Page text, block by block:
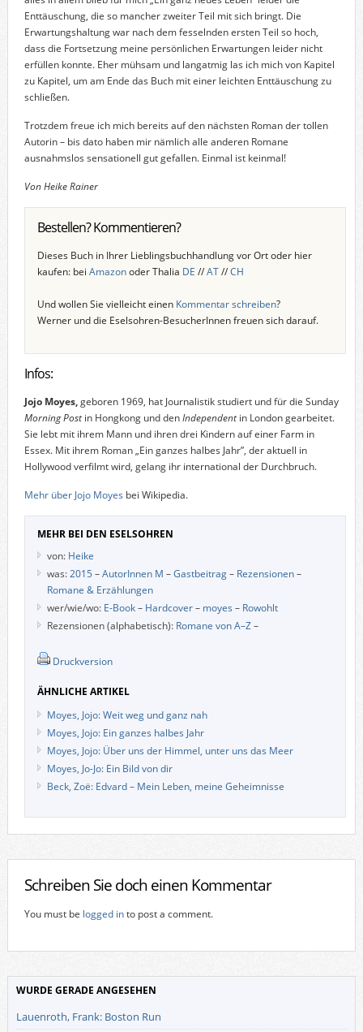
Enttäuschung, die so mancher zweiter Teil mit sich bringt. Die
Erwartungshaltung war nach dem fesselnden ersten Teil so hoch,
dass die Fortsetzung meine persönlichen Erwartungen leider nicht
erfüllen konnte. Eher mühsam und langatmig las ich mich von Kapitel
zu Kapitel, um am Ende das Buch mit einer leichten Enttäuschung zu
schließen.
Trotzdem freue ich mich bereits auf den nächsten Roman der tollen
Autorin – bis dato haben mir nämlich alle anderen Romane
ausnahmslos sensationell gut gefallen. Einmal ist keinmal!
Von Heike Rainer
Bestellen? Kommentieren?
Dieses Buch in Ihrer Lieblingsbuchhandlung vor Ort oder hier
kaufen: bei Amazonoder Thalia DE //AT//CH
Und wollen Sie vielleicht einen Kommentar schreiben?
Werner und die Eselsohren-BesucherInnen freuen sich darauf.
Infos:
Jojo Moyes,geboren 1969, hat Journalistik studiert und für die Sunday
Morning Postin Hongkong und denIndependentin London gearbeitet.
Sie lebt mit ihrem Mann und ihren drei Kindern auf einer Farm in
Essex. Mit ihrem Roman „Ein ganzes halbes Jahr”, der aktuell in
Hollywood verfilmt wird, gelang ihr international der Durchbruch.
Mehr über Jojo Moyes bei Wikipedia.
MEHR BEI DEN ESELSOHREN
von: Heike
was:2015 –AutorInnen M –Gastbeitrag– Rezensionen–
Romane & Erzählungen
wer/wie/wo: E-Book– Hardcover– moyes – Rowohlt
Rezensionen (alphabetisch): Romane von A–Z–
Druckversion
ÄHNLICHE ARTIKEL
Moyes, Jojo: Weit weg und ganz nah
Moyes, Jojo: Ein ganzes halbes Jahr
Moyes, Jojo: Über uns der Himmel, unter uns das Meer
Moyes, Jo-Jo: Ein Bild von dir
Beck, Zoë: Edvard – Mein Leben, meine Geheimnisse
Schreiben Sie doch einen Kommentar
You must be logged into post a comment.
WURDE GERADE ANGESEHEN
Lauenroth, Frank: Boston Run